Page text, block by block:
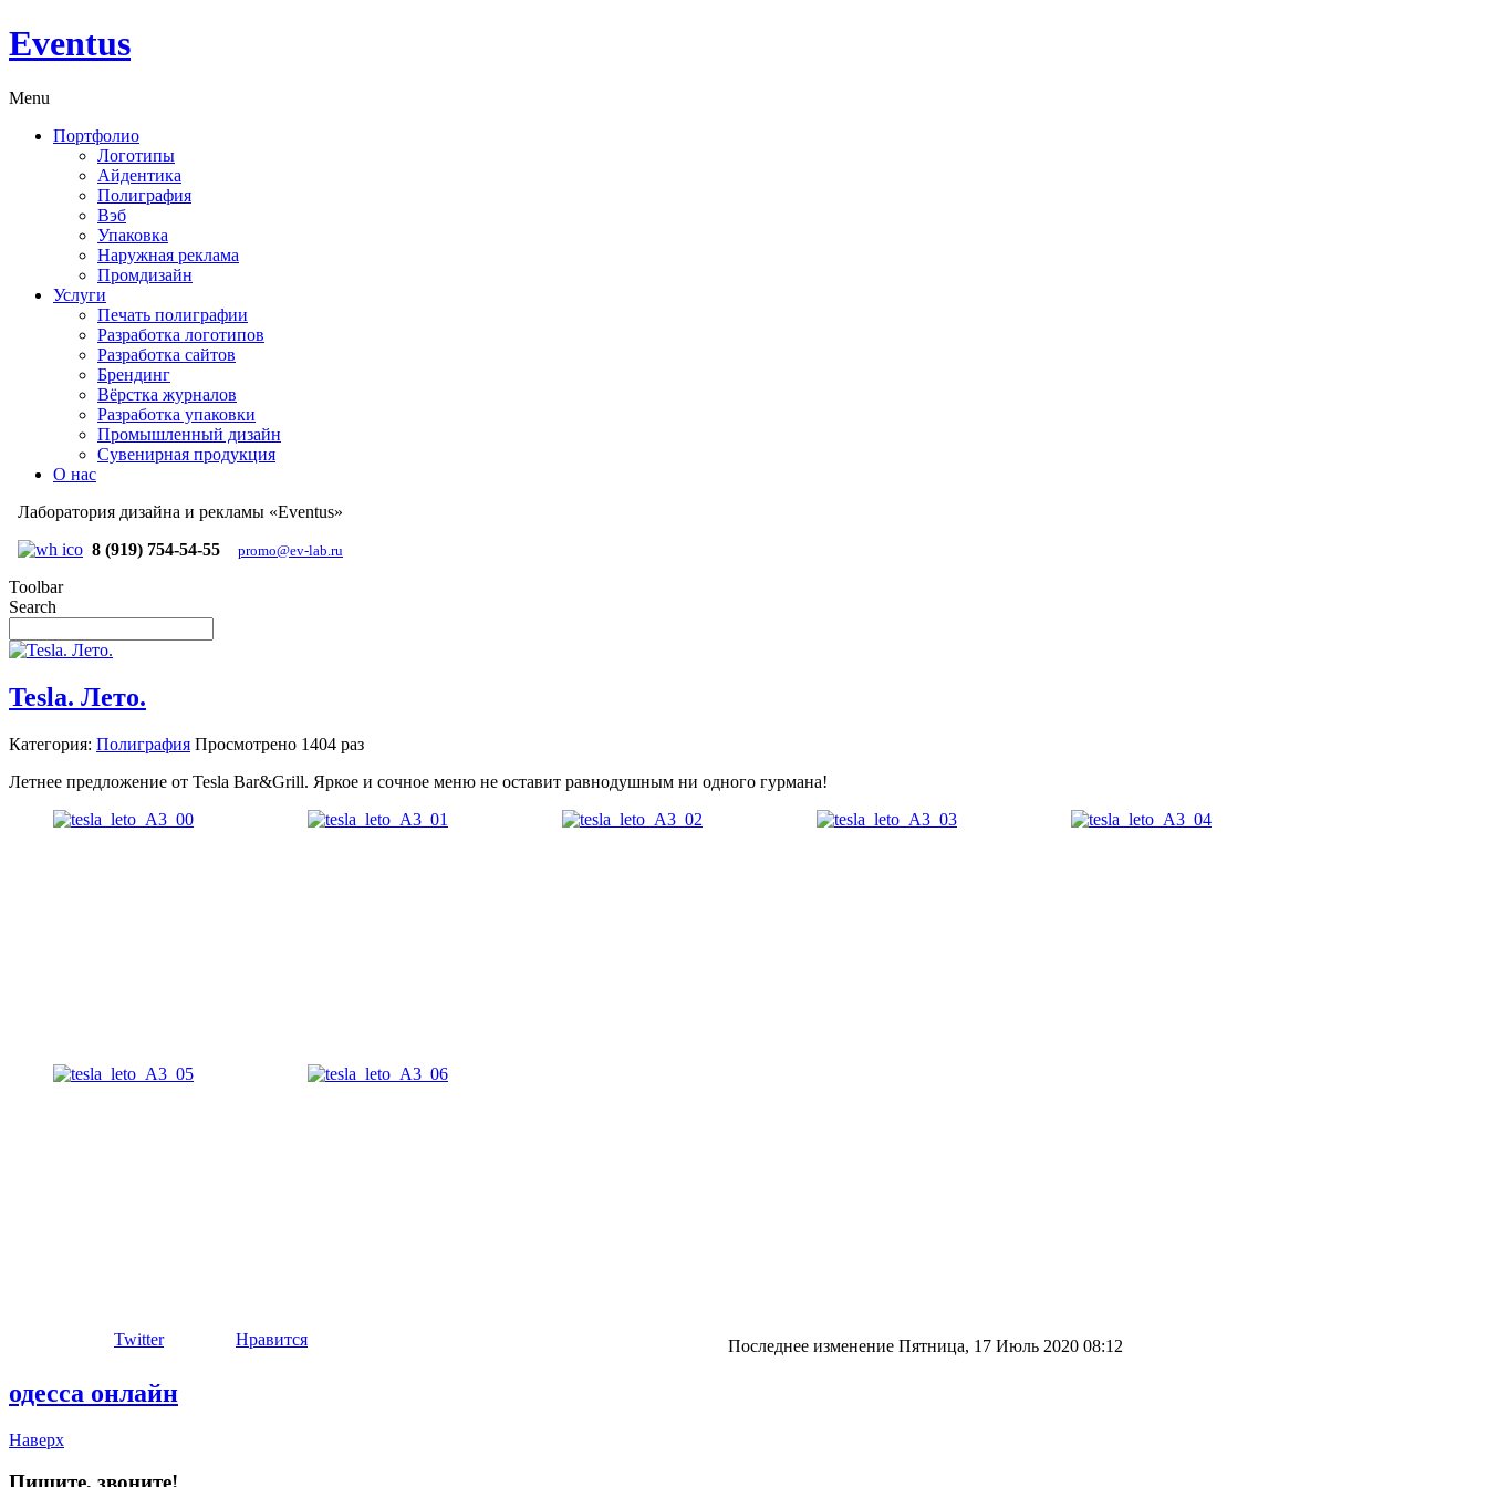
Eventus
Menu
Портфолио
Логотипы
Айдентика
Полиграфия
Вэб
Упаковка
Наружная реклама
Промдизайн
Услуги
Печать полиграфии
Разработка логотипов
Разработка сайтов
Брендинг
Вёрстка журналов
Разработка упаковки
Промышленный дизайн
Сувенирная продукция
О нас
Лаборатория дизайна и рекламы «Eventus»
8 (919) 754-54-55
promo@ev-lab.ru
Toolbar
Search
Tesla. Лето.
Категория: Полиграфия Просмотрено 1404 раз
Летнее предложение от Tesla Bar&Grill. Яркое и сочное меню не оставит равнодушным ни одного гурмана!
Twitter Нравится Последнее изменение Пятница, 17 Июль 2020 08:12
одесса онлайн
Наверх
Пишите, звоните!